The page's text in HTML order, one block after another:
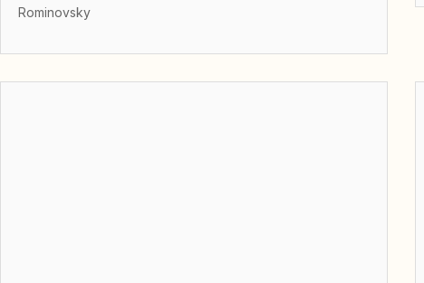
Rominovsky